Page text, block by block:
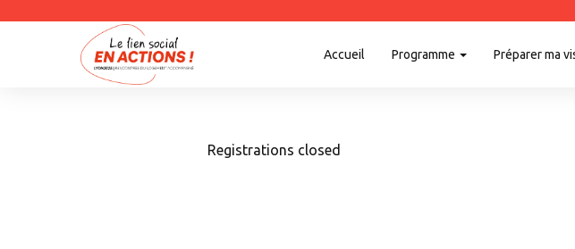
Accueil Programme Préparer ma
Registrations closed